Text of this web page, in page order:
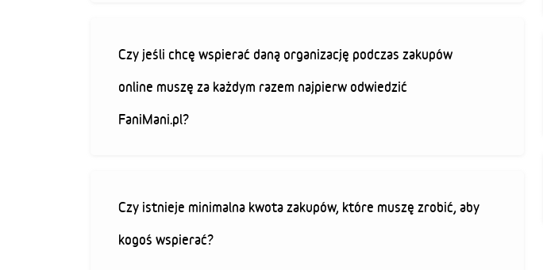
Czy jeśli chcę wspierać daną organizację podczas zakupów
online muszę za każdym razem najpierw odwiedzić
FaniMani.pl?
Czy istnieje minimalna kwota zakupów, które muszę zrobić, aby
kogoś wspierać?